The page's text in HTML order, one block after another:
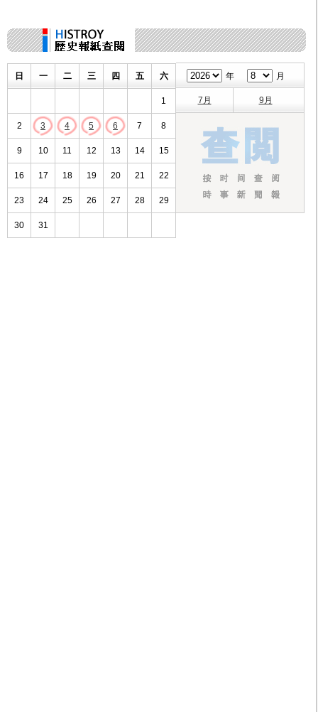
日 一 二 三 四 五 六
1
2 3 4 5 6 7 8
9 10 11 12 13 14 15
16 17 18 19 20 21 22
23 24 25 26 27 28 29
30 31
年 月
7月 9月